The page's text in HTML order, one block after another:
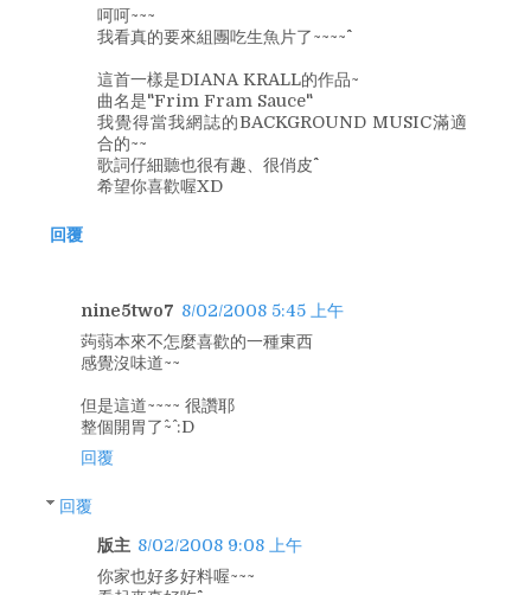
呵呵~~~
我看真的要來組團吃生魚片了~~~~^^
這首一樣是DIANA KRALL的作品~
曲名是"Frim Fram Sauce"
我覺得當我網誌的BACKGROUND MUSIC滿適
合的~~
歌詞仔細聽也很有趣、很俏皮^^
希望你喜歡喔XD
回覆
nine5two7 8/02/2008 5:45 上午
蒟蒻本來不怎麼喜歡的一種東西
感覺沒味道~~
但是這道~~~~ 很讚耶
整個開胃了^~^ :D
回覆
回覆
版主 8/02/2008 9:08 上午
你家也好多好料喔~~~